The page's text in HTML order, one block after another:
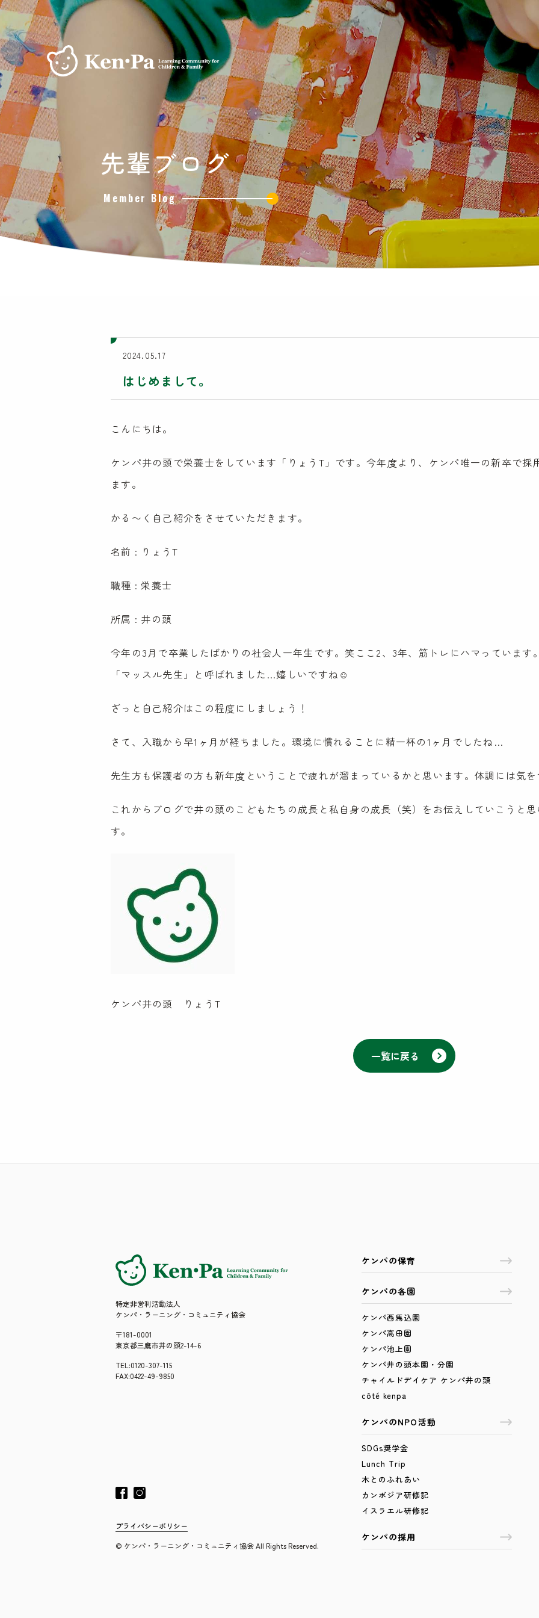
TEL:0120-307-115
FAX:0422-49-9850
プライバシーポリシー
ケンパの保育
ケンパ西馬込園
ケンパ井の頭本園・分園
côté kenpa
採用に関す
先輩ブログ
Member Blog
2024.05.17
はじめまして。
こんにちは。
ケンパ井の頭で栄養士をしています「りょうT」です。今年度より、ケンパ唯一の新卒で採
ます。
かる〜く自己紹介をさせていただきます。
名前 : りょうT
職種 : 栄養士
所属 : 井の頭
今年の3月で卒業したばかりの社会人一年生です。笑ここ2、3年、筋トレにハマっています
「マッスル先生」と呼ばれました…嬉しいですね☺️
ざっと自己紹介はこの程度にしましょう！
さて、入職から早1ヶ月が経ちました。環境に慣れることに精一杯の1ヶ月でしたね…
先生方も保護者の方も新年度ということで疲れが溜まっているかと思います。体調には気を
これからブログで井の頭のこどもたちの成長と私自身の成長（笑）をお伝えしていこうと
す。
ケンパ井の頭 りょうT
一覧に戻る
特定非営利活動法人
ケンパ・ラーニング・コミュニティ協会
〒181-0001
東京都三鷹市井の頭2-14-6
TEL:0120-307-115
FAX:0422-49-9850
プライバシーポリシー
© ケンパ・ラーニング・コミュニティ協会 All Rights Reserved.
ケンパの保育
ケンパの各園
ケンパ西馬込園
ケンパ高田園
ケンパ池上園
ケンパ井の頭本園・分園
チャイルドデイケア ケンパ井の頭
côté kenpa
ケンパのNPO活動
SDGs奨学金
Lunch Trip
木とのふれあい
カンボジア研修記
イスラエル研修記
ケンパの採用